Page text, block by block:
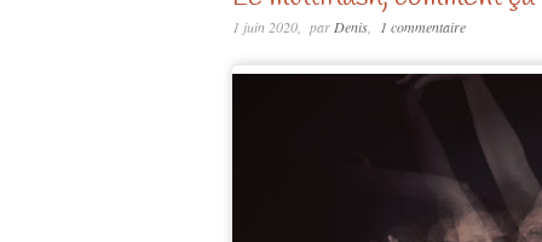
1 juin 2020 parDenis 1 commentaire